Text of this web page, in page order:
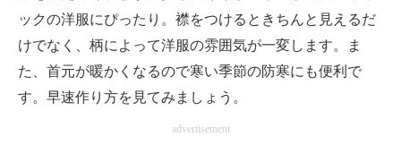
ックの洋服にぴったり。襟をつけるときちんと見えるだ
けでなく、柄によって洋服の雰囲気が一変します。ま
た、首元が暖かくなるので寒い季節の防寒にも便利で
す。早速作り方を見てみましょう。
advertisement